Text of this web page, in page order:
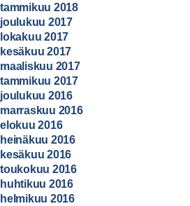
tammikuu 2018
joulukuu 2017
lokakuu 2017
kesäkuu 2017
maaliskuu 2017
tammikuu 2017
joulukuu 2016
marraskuu 2016
elokuu 2016
heinäkuu 2016
kesäkuu 2016
toukokuu 2016
huhtikuu 2016
helmikuu 2016